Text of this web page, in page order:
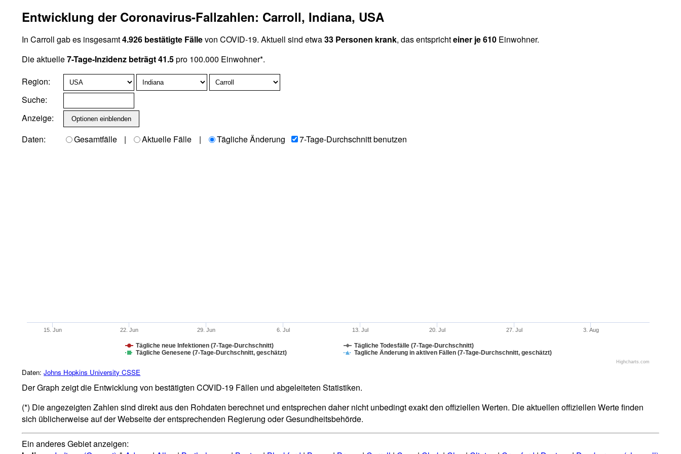
Entwicklung der Coronavirus-Fallzahlen: Carroll, Indiana, USA
In Carroll gab es insgesamt4.926 bestätigte Fällevon COVID-19. Aktuell sind etwa33 Personen krank, das entsprichteiner je 610 Einwohner.
Die aktuelle7-Tage-Inzidenz beträgt 41.5pro 100.000 Einwohner*.
Region:
Suche:
Anzeige:
Daten:
Gesamtfälle | Aktuelle Fälle | Tägliche Änderung 7-Tage-Durchschnitt benutzen
Tägliche neue Infektionen (7-Tage-Durchschnitt)
Tägliche Todesfälle (7-Tage-Durchschnitt)
Tägliche Genesene (7-Tage-Durchschnitt, geschätzt)
Tagliche Änderung in aktiven Fällen (7-Tage-Durchschnitt, geschätzt)
15. Jun 22. Jun 29. Jun 6. Jul 13. Jul 20. Jul 27. Jul 3. Aug
Highcharts.com
Daten:Johns Hopkins University CSSE
Der Graph zeigt die Entwicklung von bestätigten COVID-19 Fällen und abgeleiteten Statistiken.
(*) Die angezeigten Zahlen sind direkt aus den Rohdaten berechnet und entsprechen daher nicht unbedingt exakt den offiziellen Werten. Die aktuellen offiziellen Werte finden
sich üblicherweise auf der Webseite der entsprechenden Regierung oder Gesundheitsbehörde.
Ein anderes Gebiet anzeigen: